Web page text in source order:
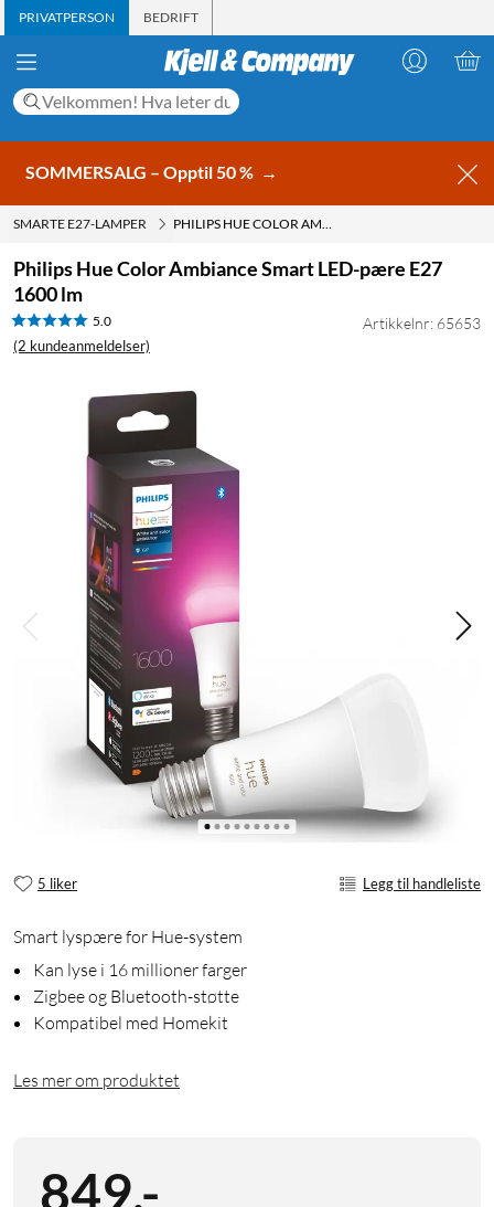
PRIVATPERSON BEDRIFT
SOMMERSALG – Opptil 50 % →
SMARTE E27-LAMPER PHILIPS HUE COLOR AMBIANCE SMART LED-PÆRE E27 1600 LM
Philips Hue Color Ambiance Smart LED-pære E27
1600 lm
5.0
(2 kundeanmeldelser)
Artikkelnr: 65653
5 liker Legg til handleliste
Smart lyspære for Hue-system
Kan lyse i 16 millioner farger
Zigbee og Bluetooth-støtte
Kompatibel med Homekit
Les mer om produktet
849,-